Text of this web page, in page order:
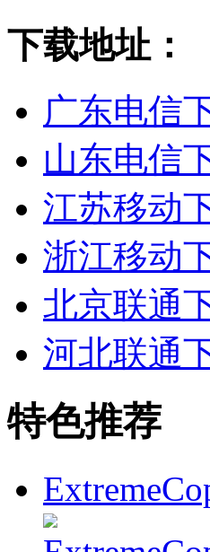
下载地址：
广东电信
山东电信
江苏移动
浙江移动
北京联通
河北联通
特色推荐